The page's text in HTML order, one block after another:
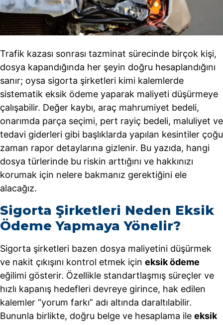
Trafik kazası sonrası tazminat sürecinde birçok kişi,
dosya kapandığında her şeyin doğru hesaplandığını
sanır; oysa sigorta şirketleri kimi kalemlerde
sistematik eksik ödeme yaparak maliyeti düşürmeye
çalışabilir. Değer kaybı, araç mahrumiyet bedeli,
onarımda parça seçimi, pert rayiç bedeli, maluliyet ve
tedavi giderleri gibi başlıklarda yapılan kesintiler çoğu
zaman rapor detaylarına gizlenir. Bu yazıda, hangi
dosya türlerinde bu riskin arttığını ve hakkınızı
korumak için nelere bakmanız gerektiğini ele
alacağız.
Sigorta Şirketleri Neden Eksik
Ödeme Yapmaya Yönelir?
Sigorta şirketleri bazen dosya maliyetini düşürmek
ve nakit çıkışını kontrol etmek için eksik ödeme
eğilimi gösterir. Özellikle standartlaşmış süreçler ve
hızlı kapanış hedefleri devreye girince, hak edilen
kalemler “yorum farkı” adı altında daraltılabilir.
Bununla birlikte, doğru belge ve hesaplama ile eksik